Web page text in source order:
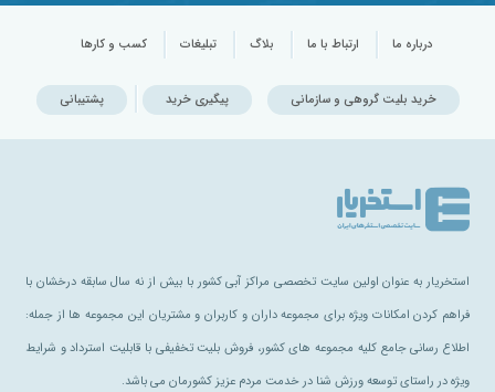
درباره ما ارتباط با ما بلاگ تبلیغات کسب و کارها
خرید بلیت گروهی و سازمانی پیگیری خرید پشتیبانی
استخریار به عنوان اولین سایت تخصصی مراکز آبی کشور با بیش از نه سال سابقه درخشان با
فراهم کردن امکانات ویژه برای مجموعه داران و کاربران و مشتریان این مجموعه ها از جمله:
اطلاع رسانی جامع کلیه مجموعه های کشور، فروش بلیت تخفیفی با قابلیت استرداد و شرایط
ویژه در راستای توسعه ورزش شنا در خدمت مردم عزیز کشورمان می باشد.